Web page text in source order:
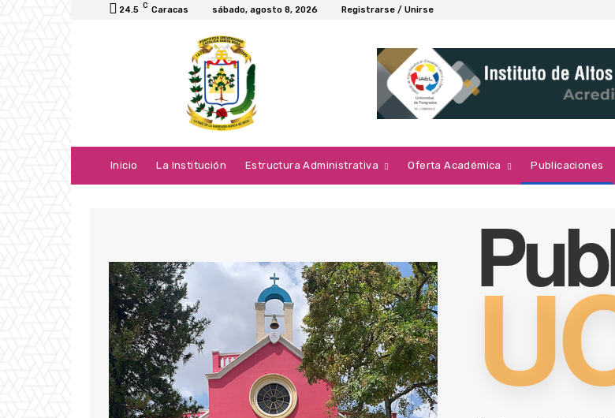
24.5 C Caracas sábado, agosto 8, 2026 Registrarse / Unirse
Inicio La Institución Estructura Administrativa Oferta Académica Publicaciones